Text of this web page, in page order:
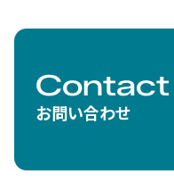
Contact
お問い合わせ